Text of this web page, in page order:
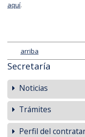
aquí.
arriba
Secretaría
Noticias
Trámites
Perfil del